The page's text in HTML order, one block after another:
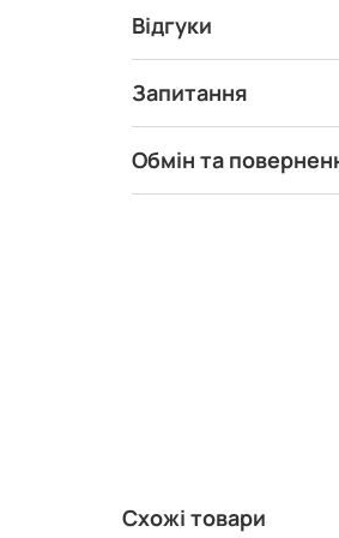
Відгуки
Запитання
Обмін та
Схожі товари